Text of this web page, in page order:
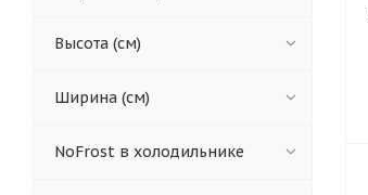
Высота (см)
Ширина (см)
NoFrost в холодильнике